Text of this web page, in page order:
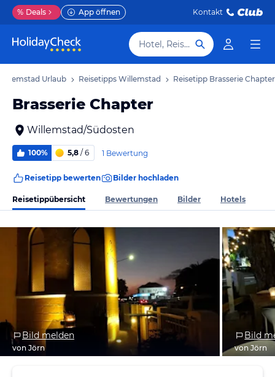
% Deals App öffnen Kontakt
Hotel, Reiseziel
Urlaub Reisetipps Willemstad Reisetipp Brasserie Chapter
Brasserie Chapter
Willemstad/Südosten
100% 5,8 / 6 1 Bewertung
Reisetipp bewerten Bilder hochladen
Reisetippübersicht Bewertungen Bilder Hotels
Bild melden
von Jörn
Bild
von Jörn